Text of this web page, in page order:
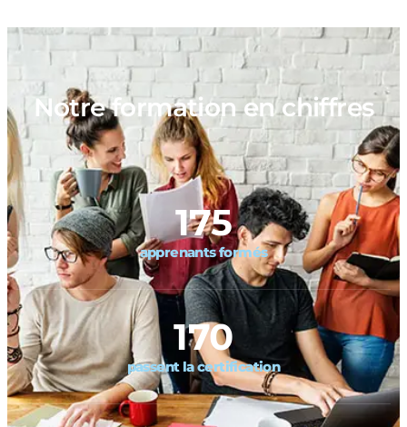
Notre formation en chiffres
apprenants formés
175
passent la certification
170